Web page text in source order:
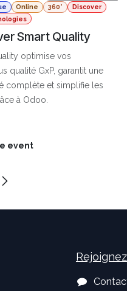
Online 360°
Discover
Smart Quality
optimise vos
qualité GxP, garantit une
complète et simplifie les
à Odoo.
event